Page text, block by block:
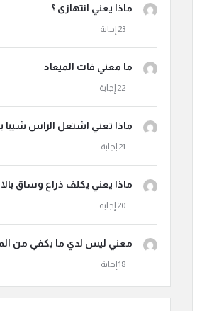
ماذا يعني انتهازى ؟
‏‫23 إجابة
ما معني فات الميعاد
‏‫22 إجابة
ماذا تعني اشتعل الراس شيبا
ماذا يعني يكلف ذراع وساق
‏‫20 إجابة
معني ليس لدي ما يكفي من
‏‫18 إجابة